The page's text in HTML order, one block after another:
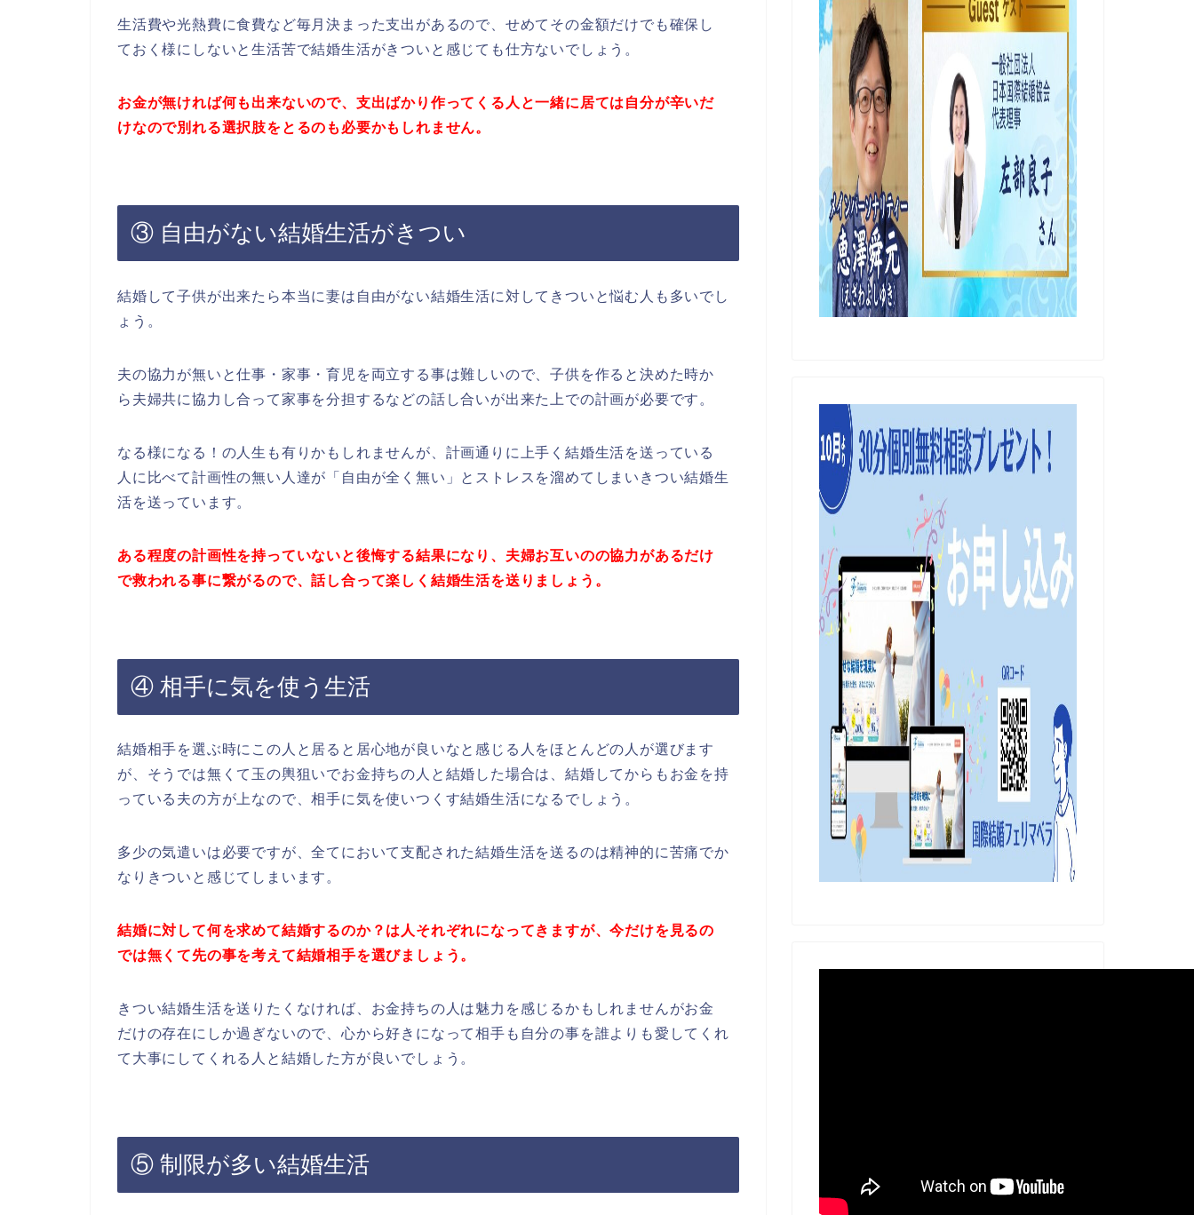
生活費や光熱費に食費など毎月決まった支出があるので、せめてその金額だけでも確保し
ておく様にしないと生活苦で結婚生活がきついと感じても仕方ないでしょう。
お金が無ければ何も出来ないので、支出ばかり作ってくる人と一緒に居ては自分が辛いだ
けなので別れる選択肢をとるのも必要かもしれません。
③ 自由がない結婚生活がきつい
結婚して子供が出来たら本当に妻は自由がない結婚生活に対してきついと悩む人も多いでし
ょう。
夫の協力が無いと仕事・家事・育児を両立する事は難しいので、子供を作ると決めた時か
ら夫婦共に協力し合って家事を分担するなどの話し合いが出来た上での計画が必要です。
なる様になる！の人生も有りかもしれませんが、計画通りに上手く結婚生活を送っている
人に比べて計画性の無い人達が「自由が全く無い」とストレスを溜めてしまいきつい結婚生
活を送っています。
ある程度の計画性を持っていないと後悔する結果になり、夫婦お互いのの協力があるだけ
で救われる事に繋がるので、話し合って楽しく結婚生活を送りましょう。
④ 相手に気を使う生活
結婚相手を選ぶ時にこの人と居ると居心地が良いなと感じる人をほとんどの人が選びます
が、そうでは無くて玉の輿狙いでお金持ちの人と結婚した場合は、結婚してからもお金を持
っている夫の方が上なので、相手に気を使いつくす結婚生活になるでしょう。
多少の気遣いは必要ですが、全てにおいて支配された結婚生活を送るのは精神的に苦痛でか
なりきついと感じてしまいます。
結婚に対して何を求めて結婚するのか？は人それぞれになってきますが、今だけを見るの
では無くて先の事を考えて結婚相手を選びましょう。
きつい結婚生活を送りたくなければ、お金持ちの人は魅力を感じるかもしれませんがお金
だけの存在にしか過ぎないので、心から好きになって相手も自分の事を誰よりも愛してくれ
て大事にしてくれる人と結婚した方が良いでしょう。
⑤ 制限が多い結婚生活